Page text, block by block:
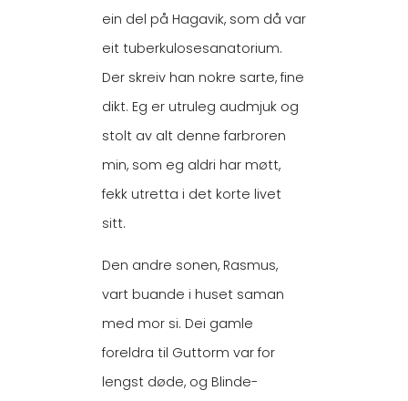
ein del på Hagavik, som då var
eit tuberkulosesanatorium.
Der skreiv han nokre sarte, fine
dikt. Eg er utruleg audmjuk og
stolt av alt denne farbroren
min, som eg aldri har møtt,
fekk utretta i det korte livet
sitt.
Den andre sonen, Rasmus,
vart buande i huset saman
med mor si. Dei gamle
foreldra til Guttorm var for
lengst døde, og Blinde-